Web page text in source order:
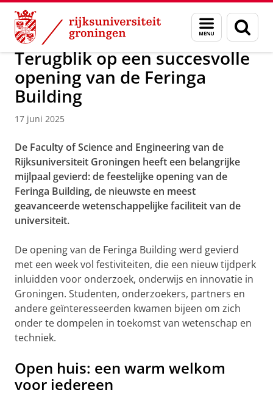
Skip
Content
Skip
Navigation
Menu
en
zoeken
Over ons Actueel Nieuws
Terugblik op een succesvolle
opening van de Feringa
Building
17 juni 2025
De Faculty of Science and Engineering van de
Rijksuniversiteit Groningen heeft een belangrijke
mijlpaal gevierd: de feestelijke opening van de
Feringa Building, de nieuwste en meest
geavanceerde wetenschappelijke faciliteit van de
universiteit.
De opening van de Feringa Building werd gevierd
met een week vol festiviteiten, die een nieuw tijdperk
inluidden voor onderzoek, onderwijs en innovatie in
Groningen. Studenten, onderzoekers, partners en
andere geïnteresseerden kwamen bijeen om zich
onder te dompelen in toekomst van wetenschap en
techniek.
Open huis: een warm welkom
voor iedereen